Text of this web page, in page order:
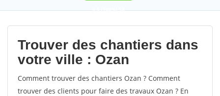
9,5(100%)58
votes
Trouver des chantiers dans
votre ville : Ozan
Comment trouver des chantiers Ozan ? Comment
trouver des clients pour faire des travaux Ozan ? En